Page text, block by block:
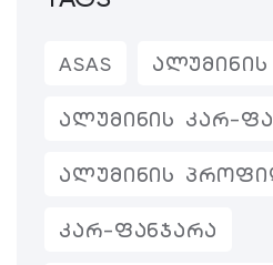
ASAS ᲐᲚᲣᲛᲘᲜᲘᲡ
ᲐᲚᲣᲛᲘᲜᲘᲡ ᲙᲐᲠ-
ᲐᲚᲣᲛᲘᲜᲘᲡ
ᲙᲐᲠ-ᲤᲐᲜᲯᲐᲠᲐ